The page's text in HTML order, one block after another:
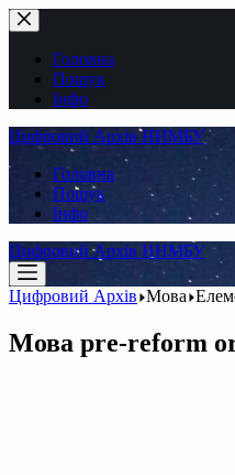
Перейти
до
вмістуГоловна
Пошук
Інфо
Цифровий Архів ННМБУ
Головна
Пошук
Інфо
Цифровий Архів ННМБУ
Цифровий Архів Мова
Мова pre-reform